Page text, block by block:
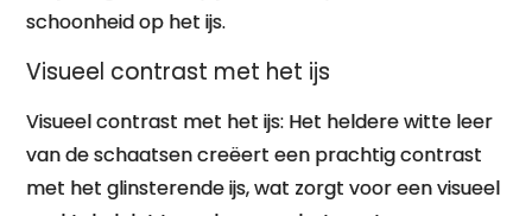
schoonheid op het ijs.
Visueel contrast met het ijs
Visueel contrast met het ijs: Het heldere witte leer
van de schaatsen creëert een prachtig contrast
met het glinsterende ijs, wat zorgt voor een visueel